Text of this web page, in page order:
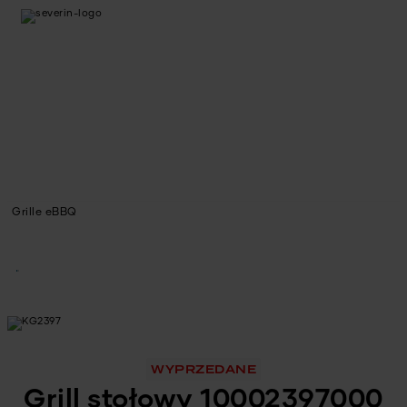
Grille eBBQ
WYPRZEDANE
Grill stołowy 10002397000